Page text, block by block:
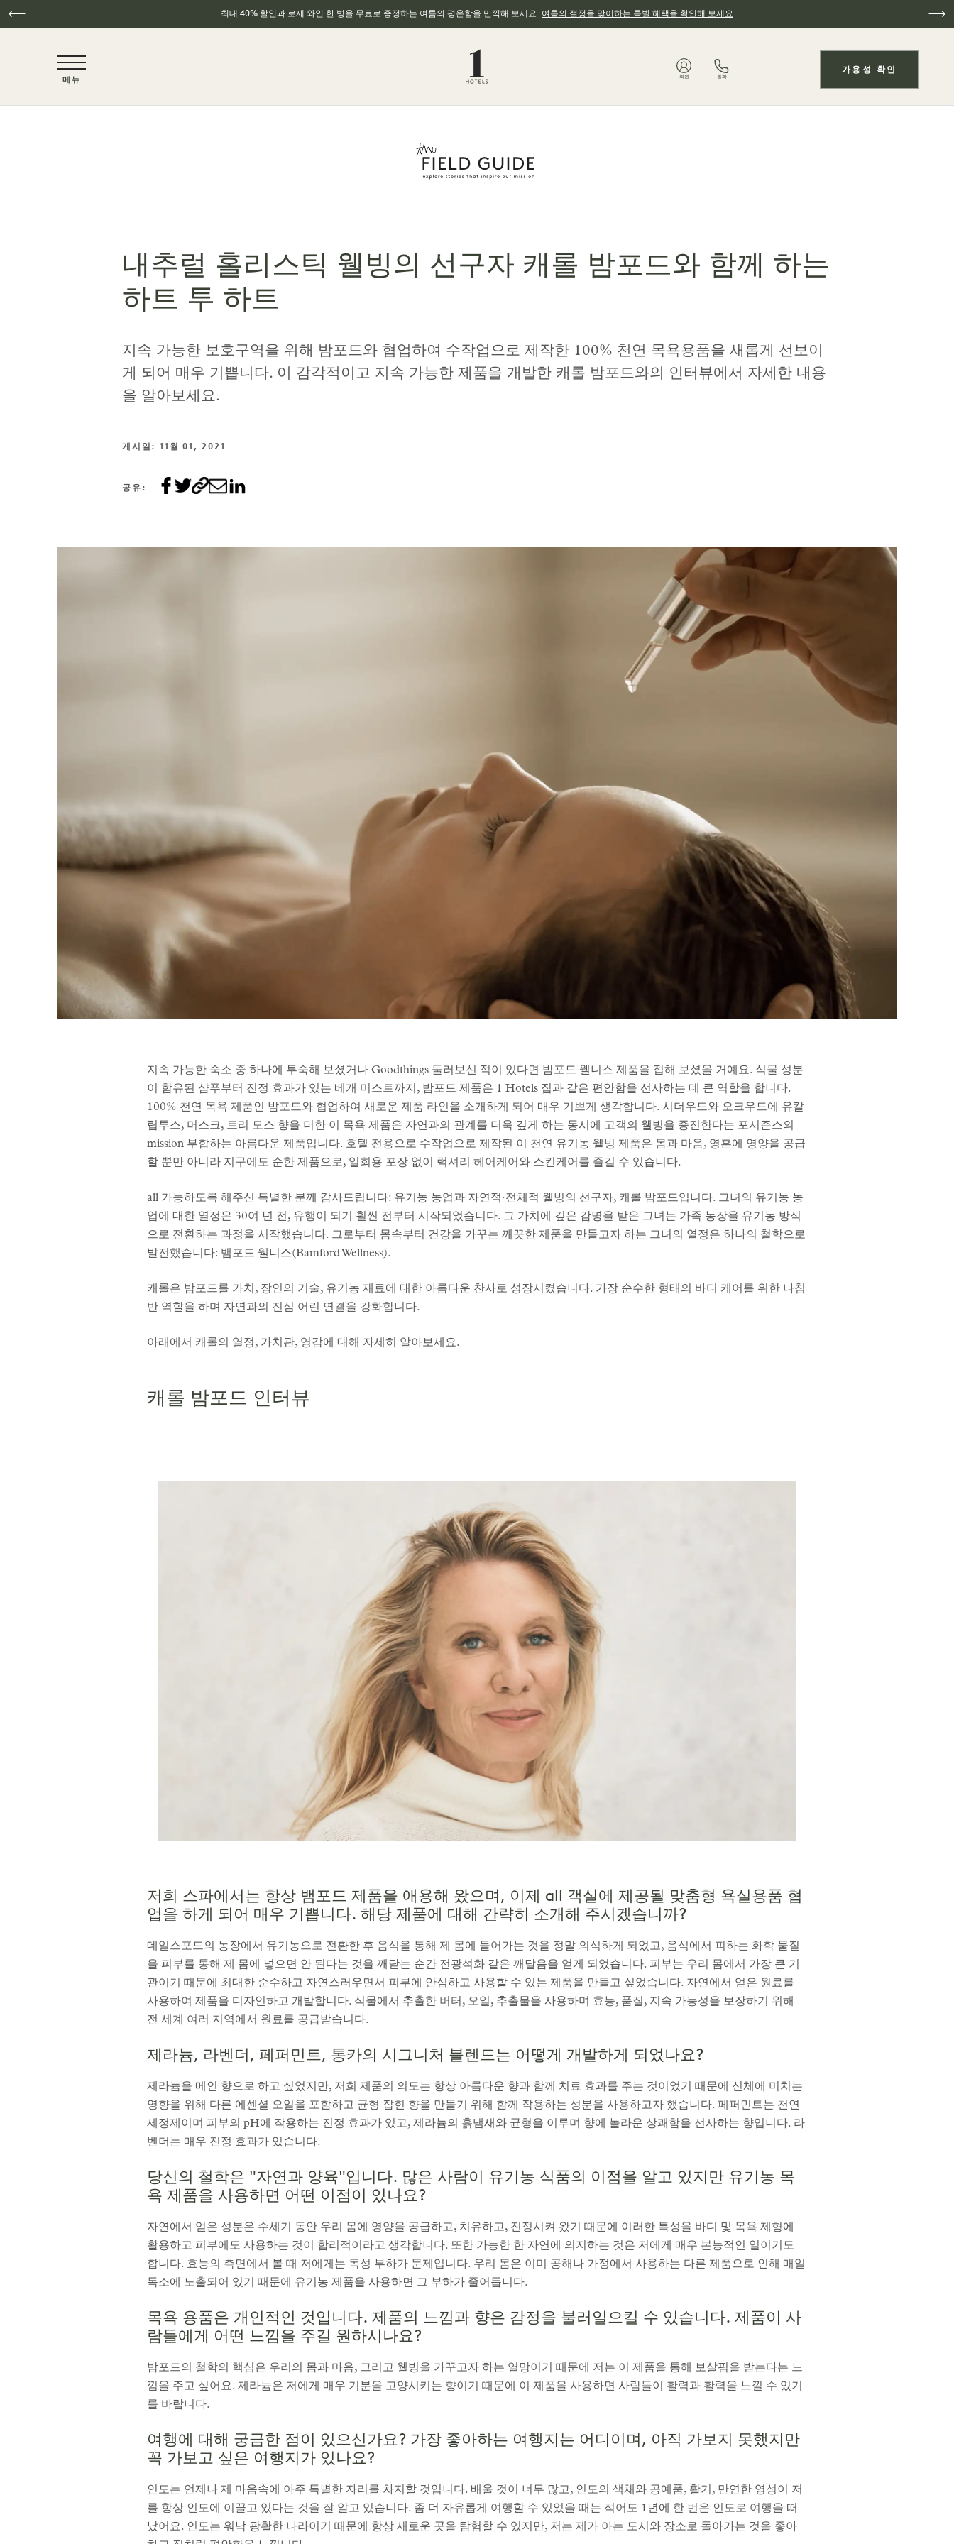
최대 40% 할인과 로제 와인 한 병을 무료로 증정하는 여름의 평온함을 만끽해 보세요. 여름의 절정을 맞이하는 특별 혜택을 확인해 보세요
NaN / 6
메뉴 회원 통화
가용성 확인
내추럴 홀리스틱 웰빙의 선구자 캐롤 밤포드와 함께 하는
하트 투 하트
지속 가능한 보호구역을 위해 밤포드와 협업하여 수작업으로 제작한 100% 천연 목욕용품을 새롭게 선보이
게 되어 매우 기쁩니다. 이 감각적이고 지속 가능한 제품을 개발한 캐롤 밤포드와의 인터뷰에서 자세한 내용
을 알아보세요.
게시일: 11월 01, 2021
공유:
지속 가능한 숙소 중 하나에 투숙해 보셨거나 Goodthings 둘러보신 적이 있다면 밤포드 웰니스 제품을 접해 보셨을 거예요. 식물 성분
이 함유된 샴푸부터 진정 효과가 있는 베개 미스트까지, 밤포드 제품은 1 Hotels 집과 같은 편안함을 선사하는 데 큰 역할을 합니다.
100% 천연 목욕 제품인 밤포드와 협업하여 새로운 제품 라인을 소개하게 되어 매우 기쁘게 생각합니다. 시더우드와 오크우드에 유칼
립투스, 머스크, 트리 모스 향을 더한 이 목욕 제품은 자연과의 관계를 더욱 깊게 하는 동시에 고객의 웰빙을 증진한다는 포시즌스의
mission 부합하는 아름다운 제품입니다. 호텔 전용으로 수작업으로 제작된 이 천연 유기농 웰빙 제품은 몸과 마음, 영혼에 영양을 공급
할 뿐만 아니라 지구에도 순한 제품으로, 일회용 포장 없이 럭셔리 헤어케어와 스킨케어를 즐길 수 있습니다.
all 가능하도록 해주신 특별한 분께 감사드립니다: 유기농 농업과 자연적·전체적 웰빙의 선구자, 캐롤 밤포드입니다. 그녀의 유기농 농
업에 대한 열정은 30여 년 전, 유행이 되기 훨씬 전부터 시작되었습니다. 그 가치에 깊은 감명을 받은 그녀는 가족 농장을 유기농 방식
으로 전환하는 과정을 시작했습니다. 그로부터 몸속부터 건강을 가꾸는 깨끗한 제품을 만들고자 하는 그녀의 열정은 하나의 철학으로
발전했습니다: 뱀포드 웰니스(Bamford Wellness).
캐롤은 밤포드를 가치, 장인의 기술, 유기농 재료에 대한 아름다운 찬사로 성장시켰습니다. 가장 순수한 형태의 바디 케어를 위한 나침
반 역할을 하며 자연과의 진심 어린 연결을 강화합니다.
아래에서 캐롤의 열정, 가치관, 영감에 대해 자세히 알아보세요.
캐롤 밤포드 인터뷰
저희 스파에서는 항상 뱀포드 제품을 애용해 왔으며, 이제 all 객실에 제공될 맞춤형 욕실용품 협
업을 하게 되어 매우 기쁩니다. 해당 제품에 대해 간략히 소개해 주시겠습니까?
데일스포드의 농장에서 유기농으로 전환한 후 음식을 통해 제 몸에 들어가는 것을 정말 의식하게 되었고, 음식에서 피하는 화학 물질
을 피부를 통해 제 몸에 넣으면 안 된다는 것을 깨닫는 순간 전광석화 같은 깨달음을 얻게 되었습니다. 피부는 우리 몸에서 가장 큰 기
관이기 때문에 최대한 순수하고 자연스러우면서 피부에 안심하고 사용할 수 있는 제품을 만들고 싶었습니다. 자연에서 얻은 원료를
사용하여 제품을 디자인하고 개발합니다. 식물에서 추출한 버터, 오일, 추출물을 사용하며 효능, 품질, 지속 가능성을 보장하기 위해
전 세계 여러 지역에서 원료를 공급받습니다.
제라늄, 라벤더, 페퍼민트, 통카의 시그니처 블렌드는 어떻게 개발하게 되었나요?
제라늄을 메인 향으로 하고 싶었지만, 저희 제품의 의도는 항상 아름다운 향과 함께 치료 효과를 주는 것이었기 때문에 신체에 미치는
영향을 위해 다른 에센셜 오일을 포함하고 균형 잡힌 향을 만들기 위해 함께 작용하는 성분을 사용하고자 했습니다. 페퍼민트는 천연
세정제이며 피부의 pH에 작용하는 진정 효과가 있고, 제라늄의 흙냄새와 균형을 이루며 향에 놀라운 상쾌함을 선사하는 향입니다. 라
벤더는 매우 진정 효과가 있습니다.
당신의 철학은 "자연과 양육"입니다. 많은 사람이 유기농 식품의 이점을 알고 있지만 유기농 목
욕 제품을 사용하면 어떤 이점이 있나요?
자연에서 얻은 성분은 수세기 동안 우리 몸에 영양을 공급하고, 치유하고, 진정시켜 왔기 때문에 이러한 특성을 바디 및 목욕 제형에
활용하고 피부에도 사용하는 것이 합리적이라고 생각합니다. 또한 가능한 한 자연에 의지하는 것은 저에게 매우 본능적인 일이기도
합니다. 효능의 측면에서 볼 때 저에게는 독성 부하가 문제입니다. 우리 몸은 이미 공해나 가정에서 사용하는 다른 제품으로 인해 매일
독소에 노출되어 있기 때문에 유기농 제품을 사용하면 그 부하가 줄어듭니다.
목욕 용품은 개인적인 것입니다. 제품의 느낌과 향은 감정을 불러일으킬 수 있습니다. 제품이 사
람들에게 어떤 느낌을 주길 원하시나요?
밤포드의 철학의 핵심은 우리의 몸과 마음, 그리고 웰빙을 가꾸고자 하는 열망이기 때문에 저는 이 제품을 통해 보살핌을 받는다는 느
낌을 주고 싶어요. 제라늄은 저에게 매우 기분을 고양시키는 향이기 때문에 이 제품을 사용하면 사람들이 활력과 활력을 느낄 수 있기
를 바랍니다.
여행에 대해 궁금한 점이 있으신가요? 가장 좋아하는 여행지는 어디이며, 아직 가보지 못했지만
꼭 가보고 싶은 여행지가 있나요?
인도는 언제나 제 마음속에 아주 특별한 자리를 차지할 것입니다. 배울 것이 너무 많고, 인도의 색채와 공예품, 활기, 만연한 영성이 저
를 항상 인도에 이끌고 있다는 것을 잘 알고 있습니다. 좀 더 자유롭게 여행할 수 있었을 때는 적어도 1년에 한 번은 인도로 여행을 떠
났어요. 인도는 워낙 광활한 나라이기 때문에 항상 새로운 곳을 탐험할 수 있지만, 저는 제가 아는 도시와 장소로 돌아가는 것을 좋아